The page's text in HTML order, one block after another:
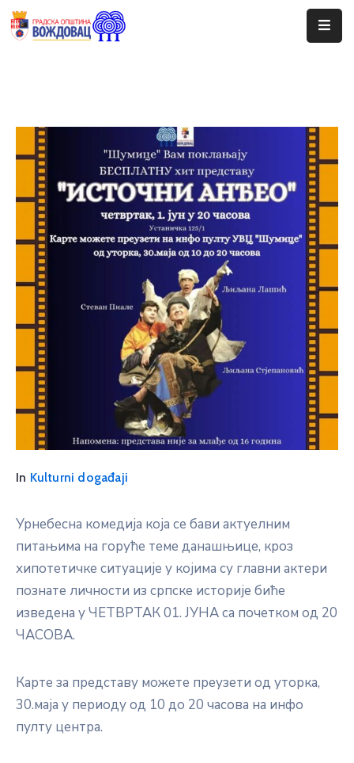
Догађаји
Програми
Ценовник
Јавне
Набавке
In Kulturni događaji
Урнебесна комедија која се бави актуелним
питањима на горуће теме данашњице, кроз
хипотетичке ситуације у којима су главни актери
познате личности из српске историје биће
изведена у ЧЕТВРТАК 01. ЈУНА са почетком од 20
ЧАСОВА.
Карте за представу можете преузети од уторка,
30.маја у периоду од 10 до 20 часова на инфо
пулту центра.